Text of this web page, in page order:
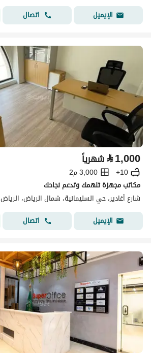
الإيميل
اتصال
⃁1,000 شهرياً
10+
3,000 م2
مكاتب مجهزة تلهمك وتدعم نجاحك
شارع أغادير، حي السليمانية، شمال الرياض، الرياض
الإيميل
اتصال